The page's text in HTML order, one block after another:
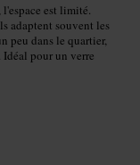
est limité.
adaptent souvent les
peu dans le quartier,
pour un verre